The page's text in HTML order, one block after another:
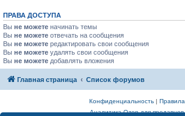
ПРАВА ДОСТУПА
Вы не можете начинать темы
Вы не можете отвечать на сообщения
Вы не можете редактировать свои сообщения
Вы не можете удалять свои сообщения
Вы не можете добавлять вложения
Главная страница Список форумов
Конфиденциальность| Правила
Аналитика Ozon для продавцов